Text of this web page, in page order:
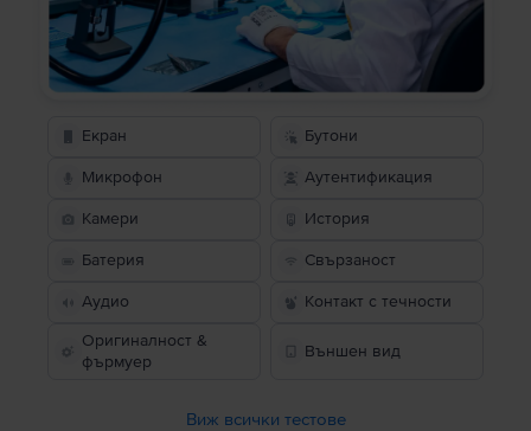
Екран Бутони
Микрофон Аутентификация
Камери История
Батерия Свързаност
Аудио
Контакт с течности
Оригиналност &
фърмуер
Външен вид
Виж всички тестове